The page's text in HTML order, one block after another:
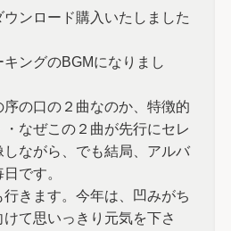
ンロード購入いたしました
ングのBGMになりまし
の口の２曲なのか、特徴的
なぜこの２曲が先行にセレ
しながら、でも結局、アルバ
です。
きます。今年は、凹みがち
て思いっきり元気を下さ